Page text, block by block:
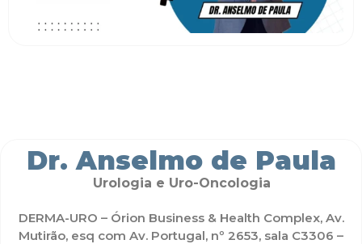
Dr. Anselmo de Paula
Urologia e Uro-Oncologia
DERMA-URO – Órion Business & Health Complex, Av.
Mutirão, esq com Av. Portugal, nº 2653, sala C3306 –